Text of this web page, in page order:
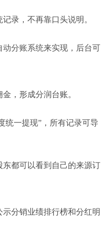
录，不再靠口头说明。
动分账系统来实现，后台可
，形成分润台账。
统一提现”，所有记录可导
都可以看到自己的来源订
分销业绩排行榜和分红明